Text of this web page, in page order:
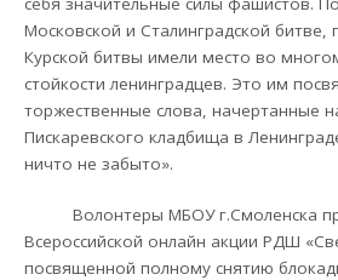
Московской и Сталинградской битве,
Курской битвы имели место во
стойкости ленинградцев. Это им
торжественные слова, начертанные
Пискаревского кладбища в
ничто не забыто».
Волонтеры МБОУ г.Смоленска
Всероссийской онлайн акции РДШ
посвященной полному снятию